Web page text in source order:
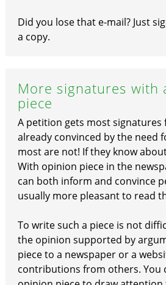
Did you lose that e-mail? Just
a copy.
More signatures with
piece
A petition gets most signatures
already convinced by the need
most are not! If they know
With opinion piece in the
can both inform and convince
usually more pleasant to read
To write such a piece is not
the opinion supported by
piece to a newspaper or a
contributions from others. You